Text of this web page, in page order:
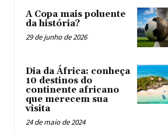
A Copa mais poluente
da história?
29 de junho de 2026
Dia da África: conheça
10 destinos do
continente africano
que merecem sua
visita
24 de maio de 2024